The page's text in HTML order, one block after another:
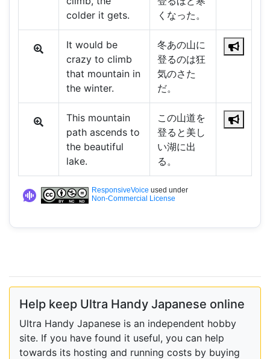
colder it gets.
くなった。
It would be
crazy to climb
that mountain in
the winter.
冬あの山に
登るのは狂
気のさた
だ。
This mountain
path ascends to
the beautiful
lake.
この山道を
登ると美し
い湖に出
る。
ResponsiveVoice used under
Non-Commercial License
Help keep Ultra Handy Japanese online
Ultra Handy Japanese is an independent hobby
site. If you have found it useful, you can help
towards its hosting and running costs by buying